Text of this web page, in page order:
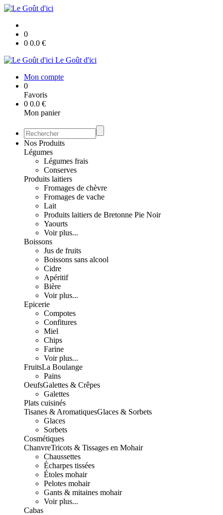
0
0 0.0 €
Le Goût d'ici
Mon compte
0
Favoris
0 0.0 €
Mon panier
Nos Produits
Légumes
Légumes frais
Conserves
Produits laitiers
Fromages de chèvre
Fromages de vache
Lait
Produits laitiers de Bretonne Pie Noir
Yaourts
Voir plus...
Boissons
Jus de fruits
Boissons sans alcool
Cidre
Apéritif
Bière
Voir plus...
Epicerie
Compotes
Confitures
Miel
Chips
Farine
Voir plus...
FruitsLa Boulange
Pains
OeufsGalettes & Crêpes
Galettes
Plats cuisinés
Tisanes & AromatiquesGlaces & Sorbets
Glaces
Sorbets
Cosmétiques
ChanvreTricots & Tissages en Mohair
Chaussettes
Écharpes tissées
Étoles mohair
Pelotes mohair
Gants & mitaines mohair
Voir plus...
Cabas